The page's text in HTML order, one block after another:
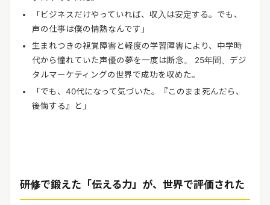
「ビジネスだけやっていれば、収入は安定する。でも、
声の仕事は僕の情熱なんです」
生まれつきの視覚障害と軽度の学習障害により、中学時
代から憧れていた声優の夢を一度は断念。
25年間、デジ
タルマーケティングの世界で成功を収めた。
「でも、 40代になって気づいた。『このまま死んだら、
後悔する』と 」
研修で鍛えた「伝える力」が、世界で評価された